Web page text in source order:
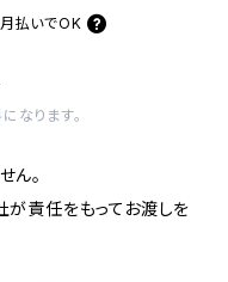
払いでOK
なります。
ん。
が責任をもってお渡しを